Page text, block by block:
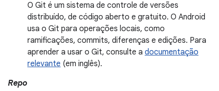
O Git é um sistema de controle de versões
distribuído, de código aberto e gratuito. O Android
usa o Git para operações locais, como
ramificações, commits, diferenças e edições. Para
aprender a usar o Git, consulte a documentação
relevante (em inglês).
Repo